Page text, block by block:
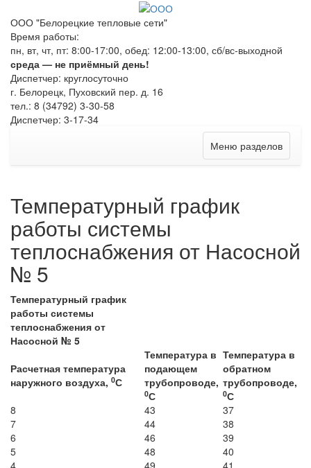
ООО "Белорецкие тепловые сети"
Время работы:
пн, вт, чт, пт: 8:00-17:00, обед: 12:00-13:00, сб/вс-выходной
среда — не приёмный день!
Диспетчер: круглосуточно
г. Белорецк, Пуховский пер. д. 16
тел.: 8 (34792) 3-30-58
Диспетчер: 3-17-34
Меню разделов
Температурный график
работы системы
теплоснабжения от Насосной
№ 5
Температурный график
работы системы
теплоснабжения от
Насосной № 5
Расчетная температура
наружного воздуха, 0С
Температура в
подающем
трубопроводе,
0С
Температура в
обратном
трубопроводе,
0С
8
43
37
7
44
38
6
46
39
5
48
40